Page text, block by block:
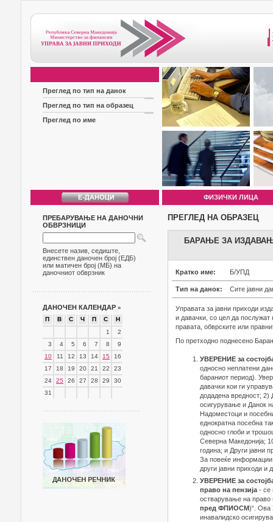
Преглед по тип на данок
Преглед по тип на образец
Преглед по име
ФИЗИЧКИ ЛИЦА
ПРЕБАРУВАЊЕ НА ДАНОЧНИ
ОБВРЗНИЦИ
Внесете назив, седиште,
единствен даночен број (ЕДБ)
или матичен број (МБ) на
даночниот обврзник
ДАНОЧЕН КАЛЕНДАР »
П В С Ч П С
Н
1
2
3
4 5 6 7 8
9
10
11 12 13 14 15
16
17
18 19 20 21 22
23
24
25 26 27 28 29
30
31
ПРЕГЛЕД НА ОБРАЗЕЦ
БАРАЊЕ ЗА
Кратко име: Б/УПД
Тип на данок: Сите јавни
Управата за јавни приходи
и давачки, со цел да послужат
правата, обврските или
По претходно поднесено
УВЕРЕНИЕ за
односно неплатени
бараниот период).
давачки кои ги
додадена вредност; 2)
осигурување и Данок
Надоместоци и
еднократна посебна
односно глоби и
Северна Македонија;
година; и Други јавни
За повеќе информации
други јавни приходи и
УВЕРЕНИЕ за
право на пензија - се
остварување на право
пред ФПИОСМ)“. Ова
инавалидско